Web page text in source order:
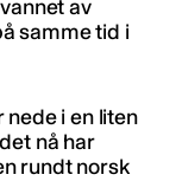
av
samme tid i
i en liten
nå har
rundt norsk